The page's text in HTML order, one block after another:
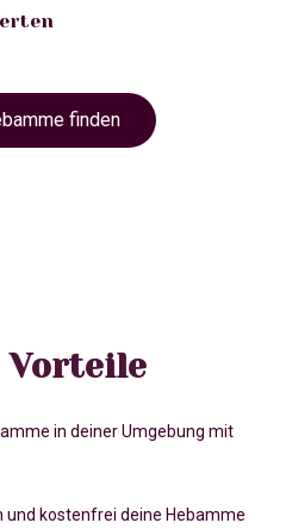
finden
Vorteile
in deiner Umgebung mit
und kostenfrei deine Hebamme